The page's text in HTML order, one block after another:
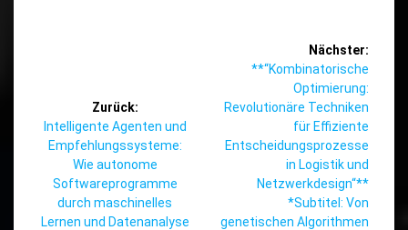
Zurück:
Vorheriger
Beitrag:
Intelligente Agenten und
Empfehlungssysteme:
Wie autonome
Softwareprogramme
durch maschinelles
Lernen und Datenanalyse
Nächster:
Nächster
Beitrag:
**“Kombinatorische
Optimierung:
Revolutionäre Techniken
für Effiziente
Entscheidungsprozesse
in Logistik und
Netzwerkdesign“**
*Subtitel: Von
genetischen Algorithmen